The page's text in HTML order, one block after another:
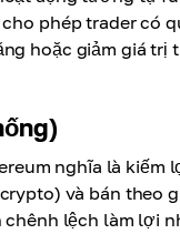
phép trader có
hoặc giảm giá
nghĩa là
và bán theo
lệch làm lợi